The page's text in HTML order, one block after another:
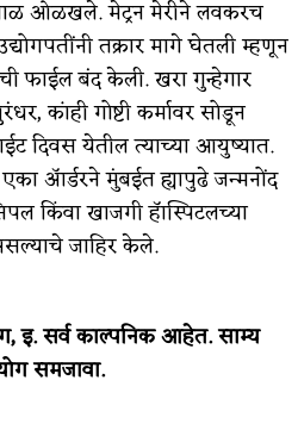
ओळखले. मेट्रन मेरीने लवकरच
तक्रार मागे घेतली म्हणून
फाईल बंद केली. खरा गुन्हेगार
कांही गोष्टी कर्मावर सोडून
दिवस येतील त्याच्या आयुष्यात.
ॲार्डरने मुंबईत ह्यापुढे जन्मनोंद
किंवा खाजगी हॅास्पिटलच्या
जाहिर केले.
इ. सर्व काल्पनिक आहेत. साम्य
समजावा.